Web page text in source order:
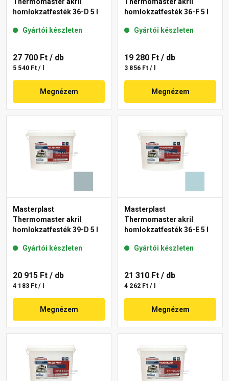
Thermomaster akril
homlokzatfesték 36-D 5 l
Gyártói készleten
27 700 Ft / db
5 540 Ft / l
Megnézem
Thermomaster akril
homlokzatfesték 36-F 5 l
Gyártói készleten
19 280 Ft / db
3 856 Ft / l
Megnézem
Masterplast
Thermomaster akril
homlokzatfesték 39-D 5 l
Gyártói készleten
20 915 Ft / db
4 183 Ft / l
Megnézem
Masterplast
Thermomaster akril
homlokzatfesték 36-E 5 l
Gyártói készleten
21 310 Ft / db
4 262 Ft / l
Megnézem